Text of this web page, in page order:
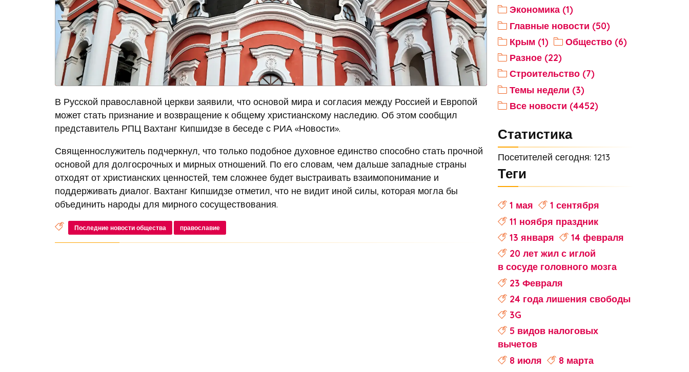
В Русской православной церкви заявили, что основой мира и согласия между Россией и Европой
может стать признание и возвращение к общему христианскому наследию. Об этом сообщил
представитель РПЦ Вахтанг Кипшидзе в беседе с РИА «Новости».
Священнослужитель подчеркнул, что только подобное духовное единство способно стать прочной
основой для долгосрочных и мирных отношений. По его словам, чем дальше западные страны
отходят от христианских ценностей, тем сложнее будет выстраивать взаимопонимание и
поддерживать диалог. Вахтанг Кипшидзе отметил, что не видит иной силы, которая могла бы
объединить народы для мирного сосуществования.
Последние новости общества православие
Экономика (1)
Главные новости (50)
Крым (1)
Общество (6)
Разное (22)
Строительство (7)
Темы недели (3)
Все новости (4452)
Статистика
Посетителей сегодня: 1213
Теги
1 мая
1 сентября
11 ноября праздник
13 января
14 февраля
20 лет жил с иглой
в сосуде головного мозга
23 Февраля
24 года лишения свободы
3G
5 видов налоговых
вычетов
8 июля
8 марта